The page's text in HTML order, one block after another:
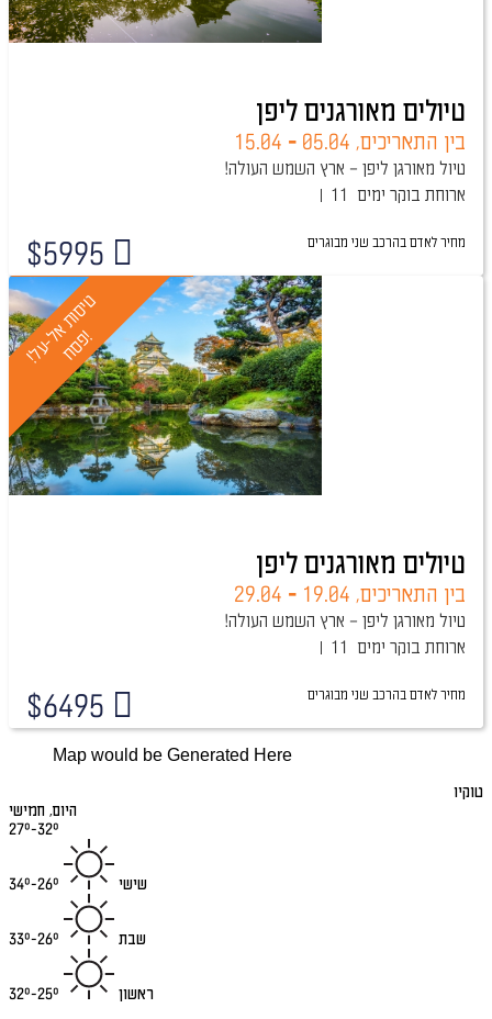
טיולים מאורגנים ליפן
בין התאריכים, -
15.04
טיול מאורגן ליפן – ארץ השמש העולה!
11 ימים ארוחת בוקר
$5995 מחיר לאדם בהרכב שני מבוגרים
ט
י
ס
ו
ת
א
ל
-
ע
ל
!
פ
ס
ח
!
טיולים מאורגנים ליפן
בין התאריכים, -
29.04
טיול מאורגן ליפן – ארץ השמש העולה!
11 ימים ארוחת בוקר
טיול מובטח
$6495 מחיר לאדם בהרכב שני מבוגרים
Map would be Generated Here
טוקיו
היום, חמישי
27°-32°
שישי 26°-34°
שבת 26°-33°
ראשון
25°-32°